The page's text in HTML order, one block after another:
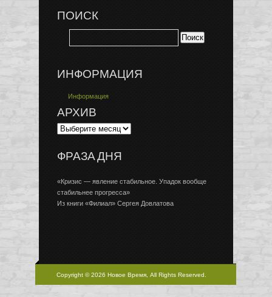
ПОИСК
ИНФОРМАЦИЯ
Информация
АРХИВ
ФРАЗА ДНЯ
«Кризис — явление стабильное. Упадок вообще
стабильнее прогресса»
Из книги «Филиал» Сергея Довлатова
Copyright © 2026 Новое Время, All Rights Reserved.